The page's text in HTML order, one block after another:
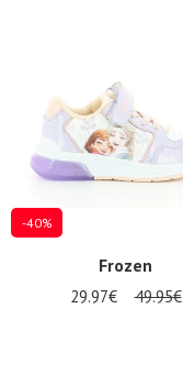
-40%
Frozen
29.97€ 49.95€